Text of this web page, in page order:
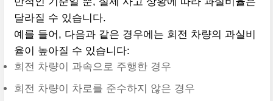
달라질 수 있습니다.
예를 들어, 다음과 같은 경우에는 회전 차량의 과실비
율이 높아질 수 있습니다:
회전 차량이 과속으로 주행한 경우
회전 차량이 차로를 준수하지 않은 경우